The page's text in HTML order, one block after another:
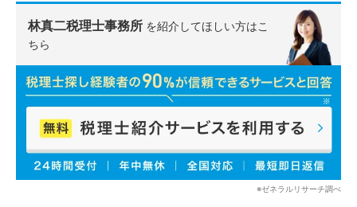
林真二税理士事務所 を紹介してほしい方はこ
ちら
※ゼネラルリサーチ調べ